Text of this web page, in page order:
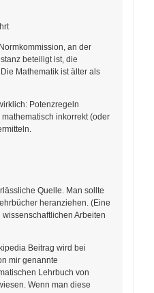
an der
beteiligt ist, die
Mathematik ist älter als
Potenzregeln
inkorrekt (oder
Quelle. Man sollte
heranziehen. (Eine
Arbeiten
Beitrag wird bei
mir genannte
Lehrbuch von
Wenn man diese